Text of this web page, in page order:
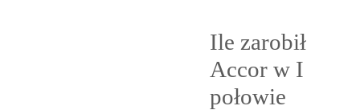
Ile zarobił
Accor w I
połowie